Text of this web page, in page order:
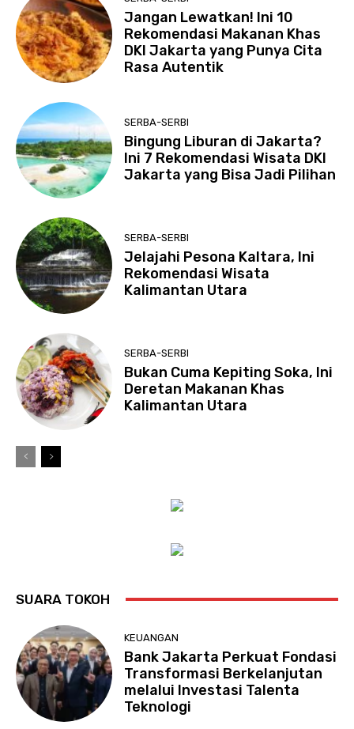
Jangan Lewatkan! Ini 10
Rekomendasi Makanan Khas
DKI Jakarta yang Punya Cita
Rasa Autentik
SERBA-SERBI
Bingung Liburan di Jakarta?
Ini 7 Rekomendasi Wisata DKI
Jakarta yang Bisa Jadi Pilihan
SERBA-SERBI
Jelajahi Pesona Kaltara, Ini
Rekomendasi Wisata
Kalimantan Utara
SERBA-SERBI
Bukan Cuma Kepiting Soka, Ini
Deretan Makanan Khas
Kalimantan Utara
SUARA TOKOH
KEUANGAN
Bank Jakarta Perkuat Fondasi
Transformasi Berkelanjutan
melalui Investasi Talenta
Teknologi